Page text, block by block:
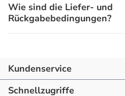
Wie sind die Liefer- und
Rückgabebedingungen?
Kundenservice
07144 - 866190
Schnellzugriffe